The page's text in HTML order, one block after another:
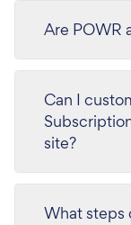
Are POWR
Can I
site?
What steps